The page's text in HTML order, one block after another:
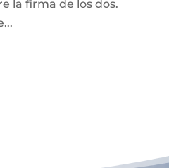
la firma de los dos.